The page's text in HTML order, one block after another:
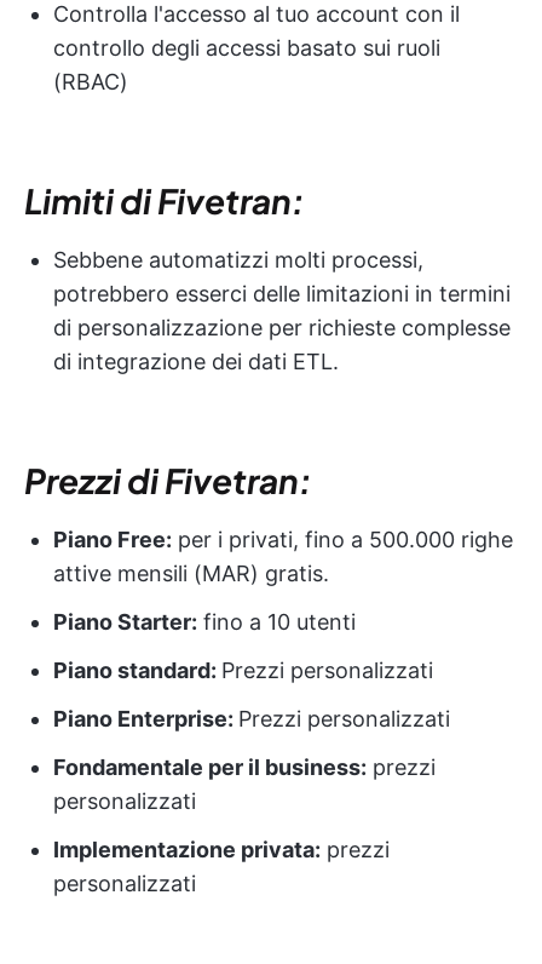
Controlla l'accesso al tuo account con il
controllo degli accessi basato sui ruoli
(RBAC)
Limiti di Fivetran:
Sebbene automatizzi molti processi,
potrebbero esserci delle limitazioni in termini
di personalizzazione per richieste complesse
di integrazione dei dati ETL.
Prezzi di Fivetran:
Piano Free: per i privati, fino a 500.000 righe
attive mensili (MAR) gratis.
Piano Starter: fino a 10 utenti
Piano standard: Prezzi personalizzati
Piano Enterprise: Prezzi personalizzati
Fondamentale per il business: prezzi
personalizzati
Implementazione privata: prezzi
personalizzati